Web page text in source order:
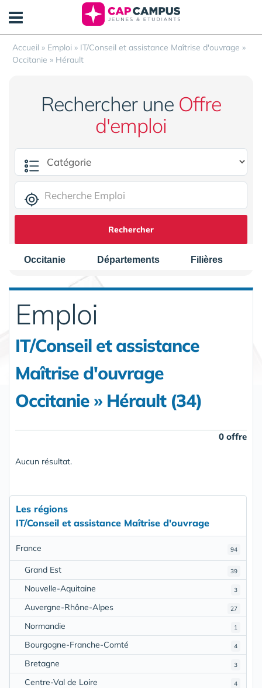
Accueil » Emploi » IT/Conseil et assistance Maîtrise d'ouvrage »
Occitanie » Hérault
Rechercher une Offre
d'emploi
Rechercher
Occitanie Départements Filières
Emploi
IT/Conseil et assistance
Maîtrise d'ouvrage
Occitanie » Hérault (34)
0 offre
Aucun résultat.
Les régions
IT/Conseil et assistance Maîtrise d'ouvrage
94
France
39
Grand Est
3
Nouvelle-Aquitaine
27
Auvergne-Rhône-Alpes
1
Normandie
4
Bourgogne-Franche-Comté
3
Bretagne
4
Centre-Val de Loire
Panneau de gestion des cookies